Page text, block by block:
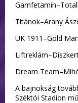
Titánok–Arany
UK 1911–Gold
Dream
A bajnokság
Széktói Stadion